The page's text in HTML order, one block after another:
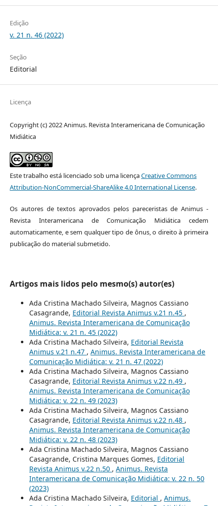
Edição
v. 21 n. 46 (2022)
Seção
Editorial
Licença
Copyright (c) 2022 Animus. Revista Interamericana de Comunicação
Midiática
Este trabalho está licenciado sob uma licençaCreative Commons
Attribution-NonCommercial-ShareAlike 4.0 International License.
Os autores de textos aprovados pelos pareceristas de Animus -
Revista Interamericana de Comunicação Midiática cedem
automaticamente, e sem qualquer tipo de ônus, o direito à primeira
publicação do material submetido.
Artigos mais lidos pelo mesmo(s) autor(es)
Ada Cristina Machado Silveira, Magnos Cassiano
Casagrande, Editorial Revista Animus v.21 n.45 ,
Animus. Revista Interamericana de Comunicação
Midiática: v. 21 n. 45 (2022)
Ada Cristina Machado Silveira, Editorial Revista
Animus v.21 n.47 , Animus. Revista Interamericana de
Comunicação Midiática: v. 21 n. 47 (2022)
Ada Cristina Machado Silveira, Magnos Cassiano
Casagrande, Editorial Revista Animus v.22 n.49 ,
Animus. Revista Interamericana de Comunicação
Midiática: v. 22 n. 49 (2023)
Ada Cristina Machado Silveira, Magnos Cassiano
Casagrande, Editorial Revista Animus v.22 n.48 ,
Animus. Revista Interamericana de Comunicação
Midiática: v. 22 n. 48 (2023)
Ada Cristina Machado Silveira, Magnos Cassiano
Casagrande, Cristina Marques Gomes, Editorial
Revista Animus v.22 n.50 , Animus. Revista
Interamericana de Comunicação Midiática: v. 22 n. 50
(2023)
Ada Cristina Machado Silveira, Editorial , Animus.